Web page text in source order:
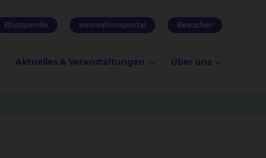
Blutspende Innovationsportal Besucher
Aktuelles & Veranstaltungen Über uns